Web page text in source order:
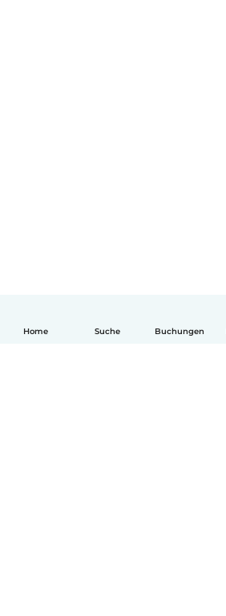
Home Suche Buchungen